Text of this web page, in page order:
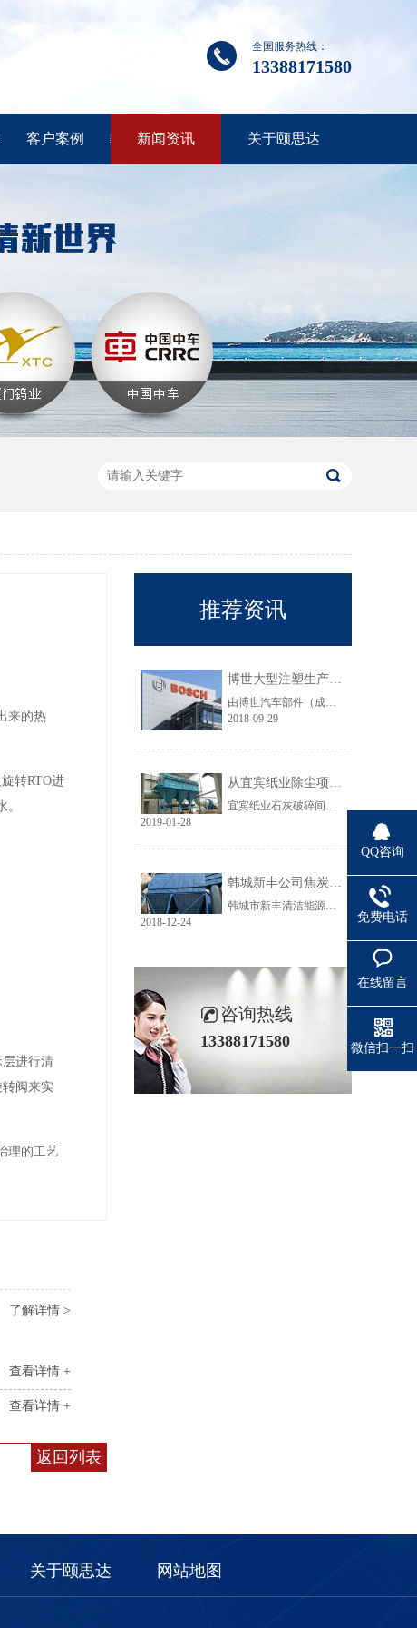
全国服务热线：
13388171580
客户案例 新闻资讯 关于颐思达
来的热
转RTO进
进行清
阀来实
理的工艺
了解详情 >
查看详情 +
查看详情 +
返回列表
推荐资讯
博世大型注塑生产线VOC净化工程圆满结束
由博世汽车部件（成都）有限公司委托颐思达设计、制造、安装的大型注塑生产线废气净化工程项目于近日全部竣工，试运行效果显示，运行结果完全符合设计要求。
2018-09-29
从宜宾纸业除尘项目成功范例看低成本环保
宜宾纸业石灰破碎间除尘工程于近期完工，在不足30立方的空间内集成了超过三个篮球场大小的过滤面积，处理风量达每小时7万立方，实现了小体积除尘器处理大风量，开启低成本环保的时代，给处在环保高压政策下不堪重负的企业主们带来福音......
2019-01-28
韩城新丰公司焦炭输送线除尘工程完美收官
韩城市新丰清洁能源科技有限公司隶属于上市公司黑猫焦化，焦炭输送线除尘系统于近期完美收官。该输送线共计500多米长，通过布置在高空走廊里的输送皮带连接为一条完整的生产线，过程分为投料、破碎、筛分、传送等工艺。整条输送线分四个转运站、两条分流线，将制备好的焦炭送入煤气生产工段。各个工艺阶段均有大量焦炭粉尘产生，这不仅严重影响现场职业卫生，而且因产尘点高，污染面覆盖范围广。
2018-12-24
咨询热线
13388171580
关于颐思达 网站地图
QQ咨询
免费电话
在线留言
微信扫一扫